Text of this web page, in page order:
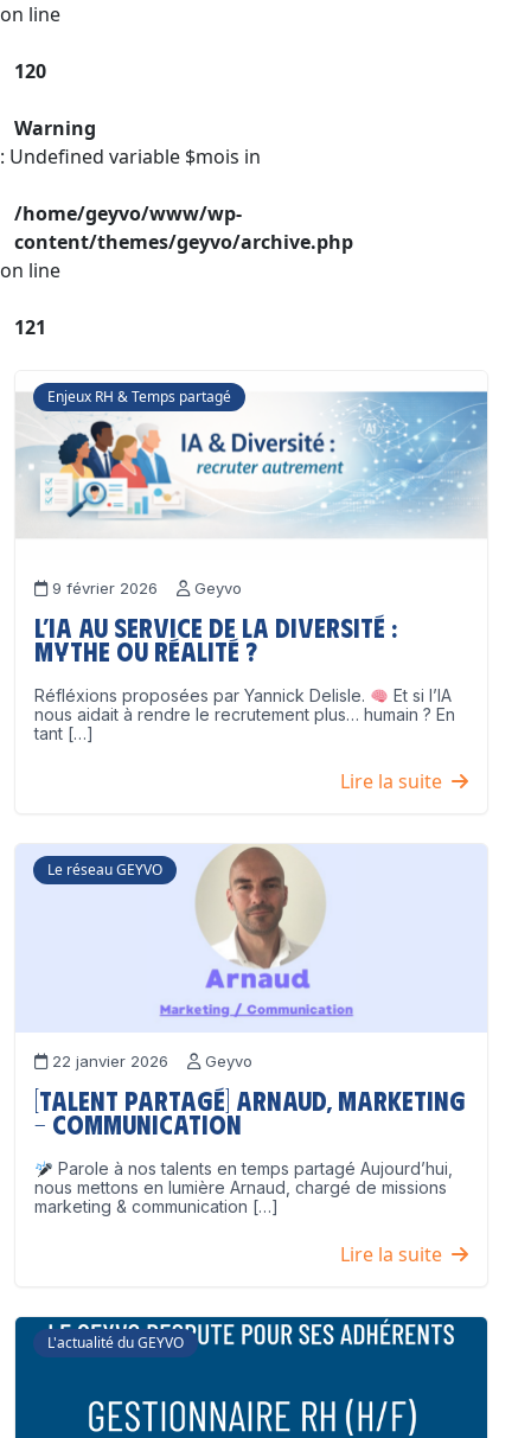
on line
120
Warning
: Undefined variable $mois in
/home/geyvo/www/wp-
content/themes/geyvo/archive.php
on line
121
Enjeux RH & Temps partagé
9 février 2026 Geyvo
L’IA au service de la diversité :
mythe ou réalité ?
Réfléxions proposées par Yannick Delisle.
Et si l’IA
nous aidait à rendre le recrutement plus… humain ? En
tant […]
Lire la suite
Le réseau GEYVO
22 janvier 2026 Geyvo
[Talent partagé] Arnaud, Marketing
– Communication
Parole à nos talents en temps partagé Aujourd’hui,
nous mettons en lumière Arnaud, chargé de missions
marketing & communication […]
Lire la suite
L'actualité du GEYVO